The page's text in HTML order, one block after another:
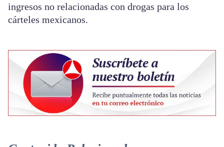
ingresos no relacionadas con drogas para los
cárteles mexicanos.